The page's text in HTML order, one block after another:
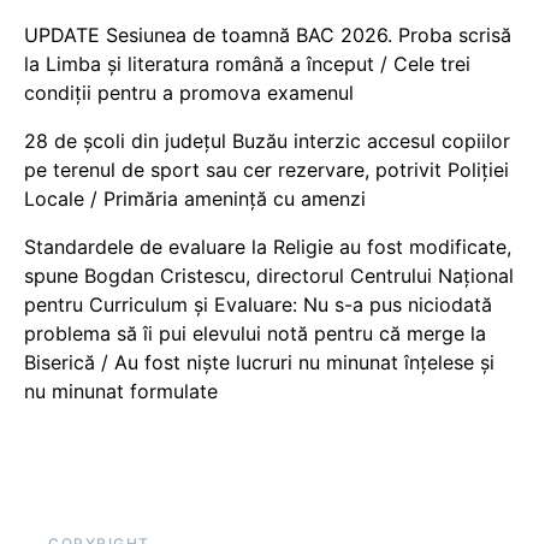
UPDATE Sesiunea de toamnă BAC 2026. Proba scrisă
la Limba și literatura română a început / Cele trei
condiții pentru a promova examenul
28 de școli din județul Buzău interzic accesul copiilor
pe terenul de sport sau cer rezervare, potrivit Poliției
Locale / Primăria amenință cu amenzi
Standardele de evaluare la Religie au fost modificate,
spune Bogdan Cristescu, directorul Centrului Național
pentru Curriculum și Evaluare: Nu s-a pus niciodată
problema să îi pui elevului notă pentru că merge la
Biserică / Au fost niște lucruri nu minunat înțelese și
nu minunat formulate